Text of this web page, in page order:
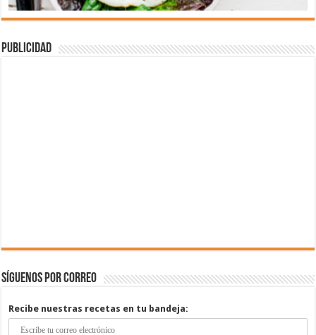
Publicidad
Síguenos por correo
Recibe nuestras recetas en tu bandeja: